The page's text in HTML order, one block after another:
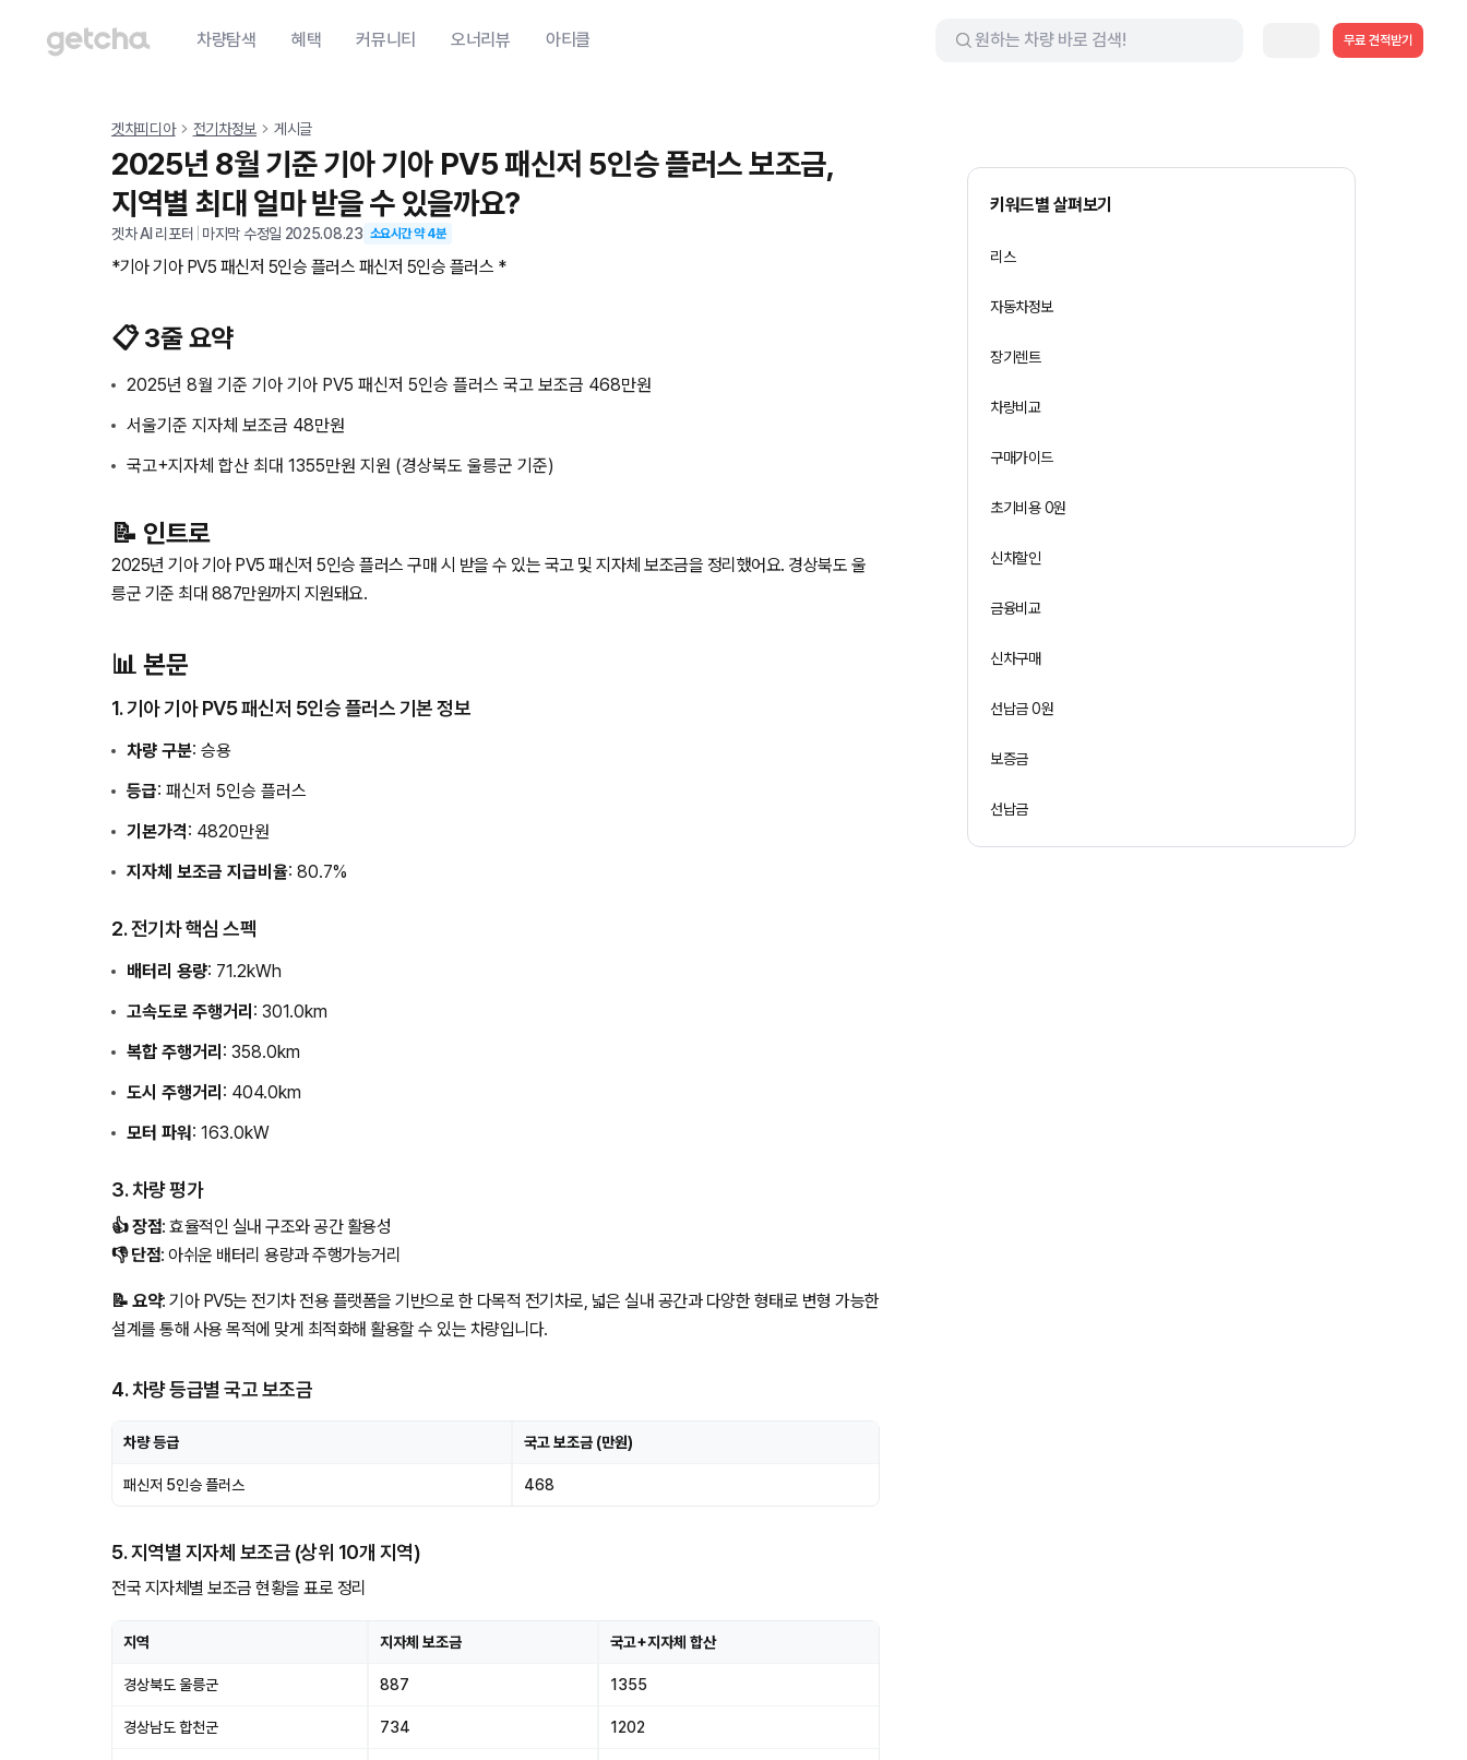
차량탐색 혜택 커뮤니티 오너리뷰 아티클 무료 견적받기
겟차피디아 전기차정보 게시글
2025년 8월 기준 기아 기아 PV5 패신저 5인승 플러스 보조금,
지역별 최대 얼마 받을 수 있을까요?
겟차 AI 리포터 마지막 수정일 2025.08.23 소요시간 약4분
*기아 기아 PV5 패신저 5인승 플러스 패신저 5인승 플러스 *
📋 3줄 요약
2025년 8월 기준 기아 기아 PV5 패신저 5인승 플러스 국고 보조금 468만원
서울기준 지자체 보조금 48만원
국고+지자체 합산 최대 1355만원 지원 (경상북도 울릉군 기준)
📝 인트로
2025년 기아 기아 PV5 패신저 5인승 플러스 구매 시 받을 수 있는 국고 및 지자체 보조금을 정리했어요. 경상북도 울
릉군 기준 최대 887만원까지 지원돼요.
📊 본문
1. 기아 기아 PV5 패신저 5인승 플러스 기본 정보
차량 구분: 승용
등급: 패신저 5인승 플러스
기본가격: 4820만원
지자체 보조금 지급비율: 80.7%
2. 전기차 핵심 스펙
배터리 용량: 71.2kWh
고속도로 주행거리 : 301.0km
복합 주행거리 : 358.0km
도시 주행거리 : 404.0km
모터 파워: 163.0kW
3. 차량 평가
👍 장점: 효율적인 실내 구조와 공간 활용성
👎 단점: 아쉬운 배터리 용량과 주행가능거리
📝 요약: 기아 PV5는 전기차 전용 플랫폼을 기반으로 한 다목적 전기차로, 넓은 실내 공간과 다양한 형태로 변형 가능한
설계를 통해 사용 목적에 맞게 최적화해 활용할 수 있는 차량입니다.
4. 차량 등급별 국고 보조금
차량 등급 국고 보조금 (만원)
패신저 5인승 플러스 468
5. 지역별 지자체 보조금 (상위 10개 지역)
전국 지자체별 보조금 현황을 표로 정리
지역 지자체 보조금 국고+지자체 합산
경상북도 울릉군 887 1355
경상남도 합천군 734 1202
키워드별 살펴보기
리스
자동차정보
장기렌트
차량비교
구매가이드
초기비용 0원
신차할인
금융비교
신차구매
선납금 0원
보증금
선납금